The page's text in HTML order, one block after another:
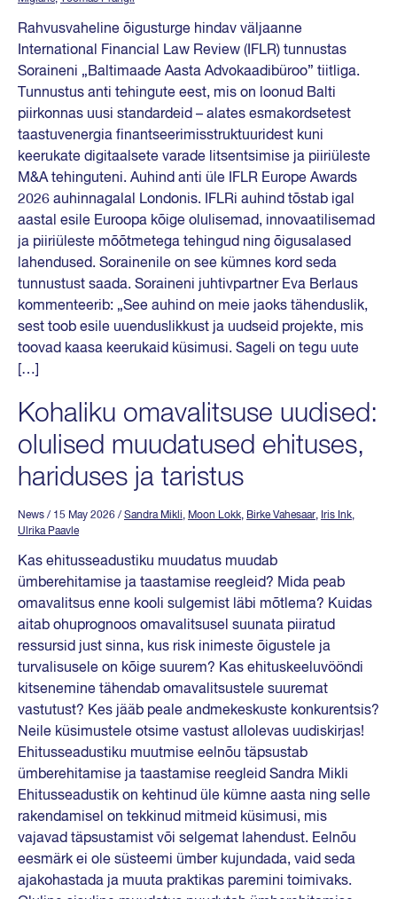
Rahvusvaheline õigusturge hindav väljaanne
International Financial Law Review (IFLR) tunnustas
Soraineni „Baltimaade Aasta Advokaadibüroo” tiitliga.
Tunnustus anti tehingute eest, mis on loonud Balti
piirkonnas uusi standardeid – alates esmakordsetest
taastuvenergia finantseerimisstruktuuridest kuni
keerukate digitaalsete varade litsentsimise ja piiriüleste
M&A tehinguteni. Auhind anti üle IFLR Europe Awards
2026 auhinnagalal Londonis. IFLRi auhind tõstab igal
aastal esile Euroopa kõige olulisemad, innovaatilisemad
ja piiriüleste mõõtmetega tehingud ning õigusalased
lahendused. Sorainenile on see kümnes kord seda
tunnustust saada. Soraineni juhtivpartner Eva Berlaus
kommenteerib: „See auhind on meie jaoks tähenduslik,
sest toob esile uuenduslikkust ja uudseid projekte, mis
toovad kaasa keerukaid küsimusi. Sageli on tegu uute
[…]
Kohaliku omavalitsuse uudised:
olulised muudatused ehituses,
hariduses ja taristus
News / 15 May 2026 / Sandra Mikli, Moon Lokk, Birke Vahesaar, Iris Ink,
Ulrika Paavle
Kas ehitusseadustiku muudatus muudab
ümberehitamise ja taastamise reegleid? Mida peab
omavalitsus enne kooli sulgemist läbi mõtlema? Kuidas
aitab ohuprognoos omavalitsusel suunata piiratud
ressursid just sinna, kus risk inimeste õigustele ja
turvalisusele on kõige suurem? Kas ehituskeeluvööndi
kitsenemine tähendab omavalitsustele suuremat
vastutust? Kes jääb peale andmekeskuste konkurentsis?
Neile küsimustele otsime vastust allolevas uudiskirjas!
Ehitusseadustiku muutmise eelnõu täpsustab
ümberehitamise ja taastamise reegleid Sandra Mikli
Ehitusseadustik on kehtinud üle kümne aasta ning selle
rakendamisel on tekkinud mitmeid küsimusi, mis
vajavad täpsustamist või selgemat lahendust. Eelnõu
eesmärk ei ole süsteemi ümber kujundada, vaid seda
ajakohastada ja muuta praktikas paremini toimivaks.